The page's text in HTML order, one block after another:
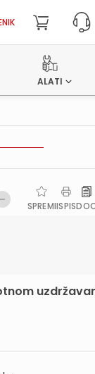
ALATI
SPREMIISPIS